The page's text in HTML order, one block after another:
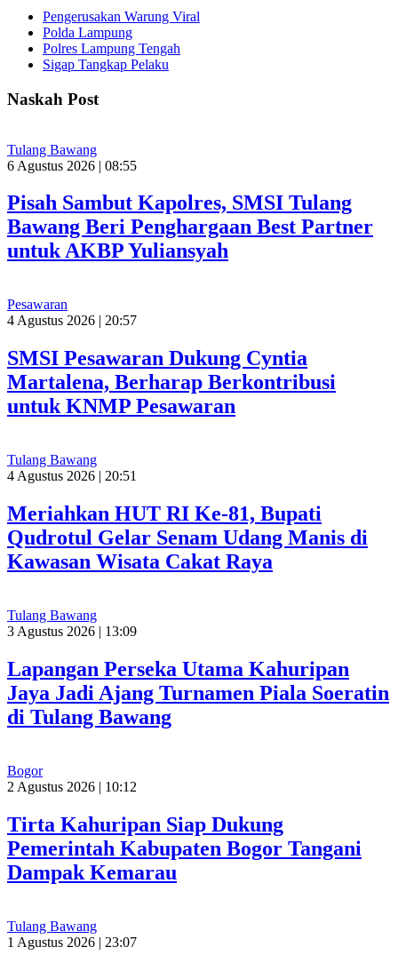
Pengerusakan Warung Viral
Polda Lampung
Polres Lampung Tengah
Sigap Tangkap Pelaku
Naskah Post
Tulang Bawang
6 Agustus 2026 | 08:55
Pisah Sambut Kapolres, SMSI Tulang
Bawang Beri Penghargaan Best Partner
untuk AKBP Yuliansyah
Pesawaran
4 Agustus 2026 | 20:57
SMSI Pesawaran Dukung Cyntia
Martalena, Berharap Berkontribusi
untuk KNMP Pesawaran
Tulang Bawang
4 Agustus 2026 | 20:51
Meriahkan HUT RI Ke-81, Bupati
Qudrotul Gelar Senam Udang Manis di
Kawasan Wisata Cakat Raya
Tulang Bawang
3 Agustus 2026 | 13:09
Lapangan Perseka Utama Kahuripan
Jaya Jadi Ajang Turnamen Piala Soeratin
di Tulang Bawang
Bogor
2 Agustus 2026 | 10:12
Tirta Kahuripan Siap Dukung
Pemerintah Kabupaten Bogor Tangani
Dampak Kemarau
Tulang Bawang
1 Agustus 2026 | 23:07